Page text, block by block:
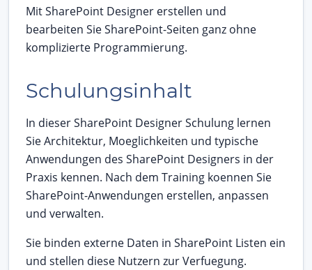
Mit SharePoint Designer erstellen und
bearbeiten Sie SharePoint-Seiten ganz ohne
komplizierte Programmierung.
Schulungsinhalt
In dieser SharePoint Designer Schulung lernen
Sie Architektur, Moeglichkeiten und typische
Anwendungen des SharePoint Designers in der
Praxis kennen. Nach dem Training koennen Sie
SharePoint-Anwendungen erstellen, anpassen
und verwalten.
Sie binden externe Daten in SharePoint Listen ein
und stellen diese Nutzern zur Verfuegung.